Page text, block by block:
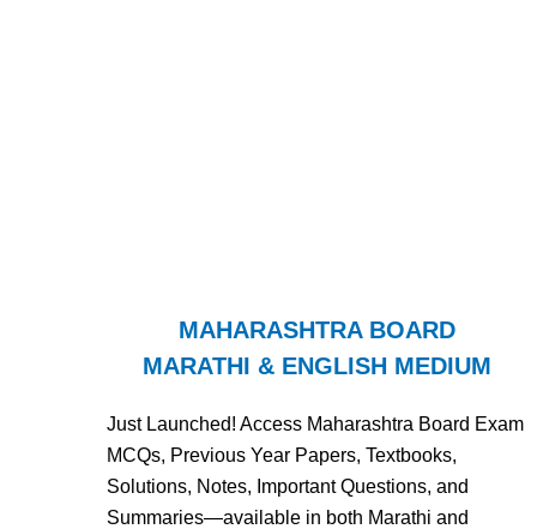
MAHARASHTRA BOARD
MARATHI & ENGLISH MEDIUM
Just Launched! Access Maharashtra Board Exam
MCQs, Previous Year Papers, Textbooks,
Solutions, Notes, Important Questions, and
Summaries—available in both Marathi and